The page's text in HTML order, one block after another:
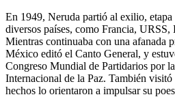
En 1949, Neruda partió al exilio,
diversos países, como Francia,
Mientras continuaba con una afanada
México editó el Canto General, y
Congreso Mundial de Partidarios por
Internacional de la Paz. También
hechos lo orientaron a impulsar su